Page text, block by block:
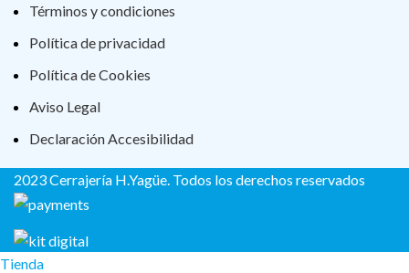
Términos y condiciones
Política de privacidad
Política de Cookies
Aviso Legal
Declaración Accesibilidad
2023 Cerrajería H.Yagüe. Todos los derechos reservados
Tienda